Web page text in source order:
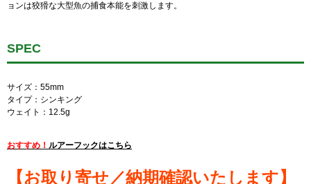
ョンは狡猾な大型魚の捕食本能を刺激します。
SPEC
サイズ：55mm
タイプ：シンキング
ウェイト：12.5g
おすすめ！ ルアーフックはこちら
【お取り寄せ／納期確認いたします】